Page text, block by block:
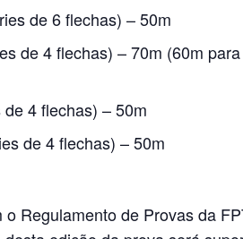
de 6 flechas) – 50m
de 4 flechas) – 70m (60m
4 flechas) – 50m
de 4 flechas) – 50m
Regulamento de Provas da